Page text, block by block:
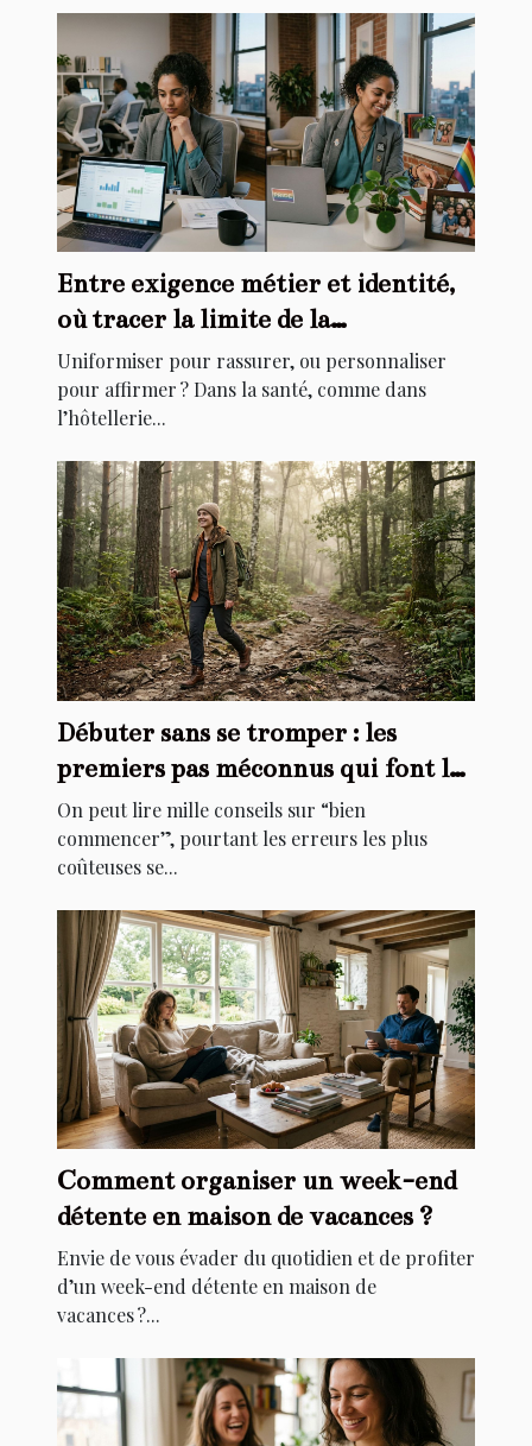
Entre exigence métier et identité,
où tracer la limite de la
personnalisation ?
Uniformiser pour rassurer, ou personnaliser
pour affirmer ? Dans la santé, comme dans
l’hôtellerie...
Débuter sans se tromper : les
premiers pas méconnus qui font la
différence
On peut lire mille conseils sur “bien
commencer”, pourtant les erreurs les plus
coûteuses se...
Comment organiser un week-end
détente en maison de vacances ?
Envie de vous évader du quotidien et de profiter
d’un week-end détente en maison de
vacances ?...